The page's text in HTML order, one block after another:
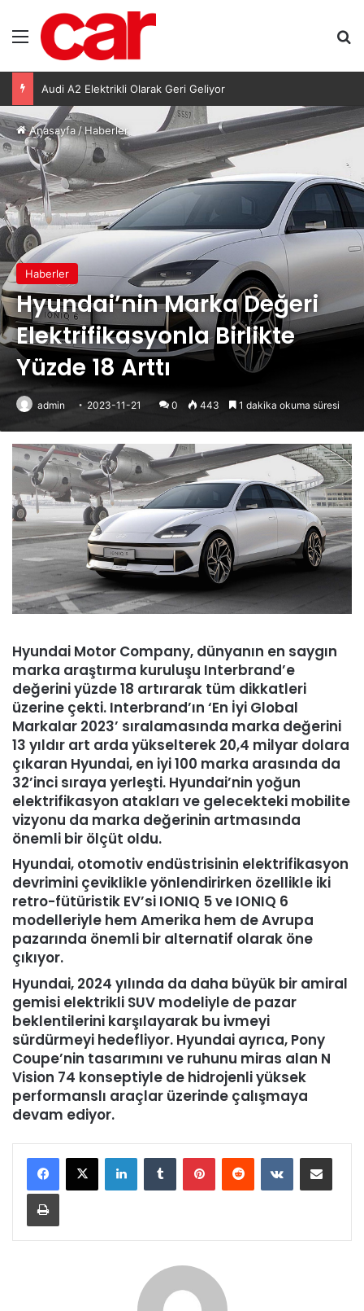
Menü
Audi A2 Elektrikli Olarak Geri Geliyor
Anasayfa /Haberler
Haberler
Hyundai’nin Marka Değeri
Elektrifikasyonla Birlikte
Yüzde 18 Arttı
admin 2023-11-21 0 443 1 dakika okuma süresi
Hyundai Motor Company, dünyanın en saygın
marka araştırma kuruluşu Interbrand’e
değerini yüzde 18 artırarak tüm dikkatleri
üzerine çekti. Interbrand’ın ‘En İyi Global
Markalar 2023’ sıralamasında marka değerini
13 yıldır art arda yükselterek 20,4 milyar dolara
çıkaran Hyundai, en iyi 100 marka arasında da
32’inci sıraya yerleşti. Hyundai’nin yoğun
elektrifikasyon atakları ve gelecekteki mobilite
vizyonu da marka değerinin artmasında
önemli bir ölçüt oldu.
Hyundai, otomotiv endüstrisinin elektrifikasyon
devrimini çeviklikle yönlendirirken özellikle iki
retro-fütüristik EV’si IONIQ 5 ve IONIQ 6
modelleriyle hem Amerika hem de Avrupa
pazarında önemli bir alternatif olarak öne
çıkıyor.
Hyundai, 2024 yılında da daha büyük bir amiral
gemisi elektrikli SUV modeliyle de pazar
beklentilerini karşılayarak bu ivmeyi
sürdürmeyi hedefliyor. Hyundai ayrıca, Pony
Coupe’nin tasarımını ve ruhunu miras alan N
Vision 74 konseptiyle de hidrojenli yüksek
performanslı araçlar üzerinde çalışmaya
devam ediyor.